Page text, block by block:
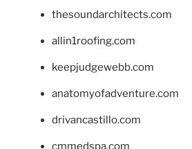
thesoundarchitects.com
allin1roofing.com
keepjudgewebb.com
anatomyofadventure.com
drivancastillo.com
cmmedspa.com